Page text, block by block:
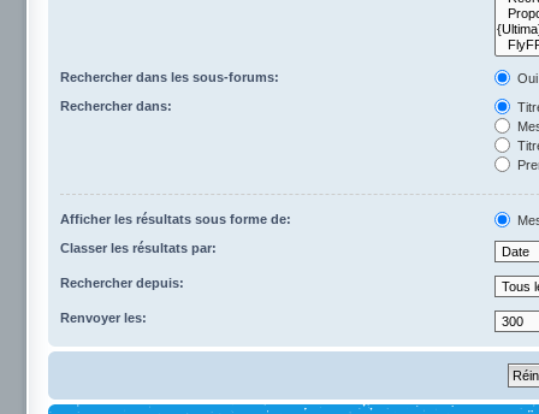
Rechercher dans les sous-forums:
Oui
Rechercher dans:
Afficher les résultats sous forme de:
Classer les résultats par:
Rechercher depuis:
Renvoyer les: